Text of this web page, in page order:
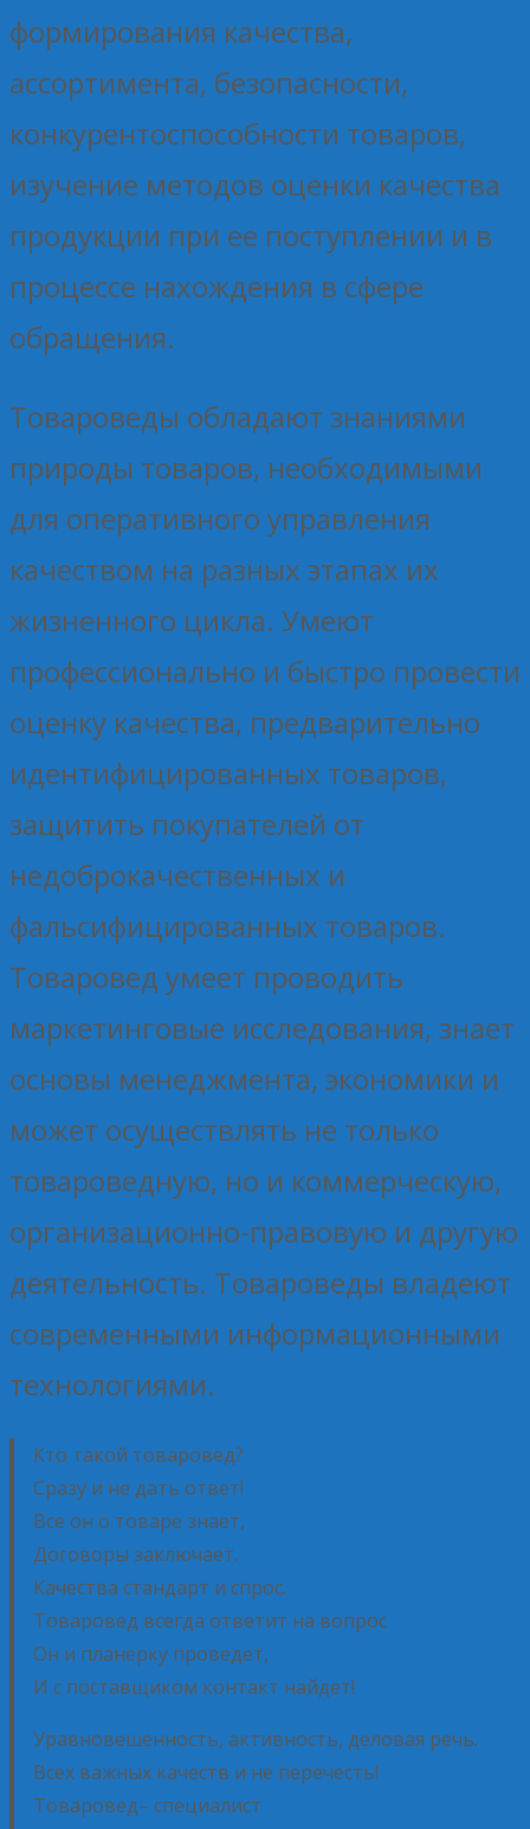
формирования качества,
ассортимента, безопасности,
конкурентоспособности товаров,
изучение методов оценки качества
продукции при ее поступлении и в
процессе нахождения в сфере
обращения.
Товароведы обладают знаниями
природы товаров, необходимыми
для оперативного управления
качеством на разных этапах их
жизненного цикла. Умеют
профессионально и быстро провести
оценку качества, предварительно
идентифицированных товаров,
защитить покупателей от
недоброкачественных и
фальсифицированных товаров.
Товаровед умеет проводить
маркетинговые исследования, знает
основы менеджмента, экономики и
может осуществлять не только
товароведную, но и коммерческую,
организационно-правовую и другую
деятельность. Товароведы владеют
современными информационными
технологиями.
Кто такой товаровед?
Сразу и не дать ответ!
Все он о товаре знает,
Договоры заключает.
Качества стандарт и спрос.
Товаровед всегда ответит на вопрос
Он и планерку проведет,
И с поставщиком контакт найдет!
Уравновешенность, активность, деловая речь.
Всех важных качеств и не перечесть!
Товаровед– специалист